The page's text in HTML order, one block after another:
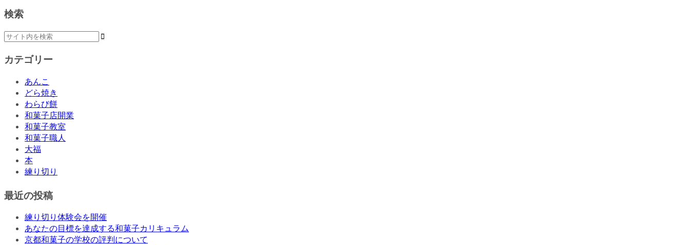
検索
カテゴリー
あんこ
どら焼き
わらび餅
和菓子店開業
和菓子教室
和菓子職人
大福
本
練り切り
最近の投稿
練り切り体験会を開催
あなたの目標を達成する和菓子カリキュラム
京都和菓子の学校の評判について